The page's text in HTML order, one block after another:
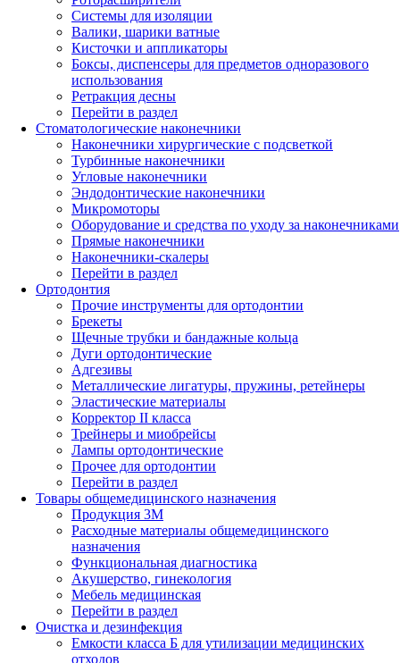
Системы для изоляции
Валики, шарики ватные
Кисточки и аппликаторы
Боксы, диспенсеры для предметов одноразового
использования
Ретракция десны
Перейти в раздел
Стоматологические наконечники
Наконечники хирургические с подсветкой
Турбинные наконечники
Угловые наконечники
Эндодонтические наконечники
Микромоторы
Оборудование и средства по уходу за наконечниками
Прямые наконечники
Наконечники-скалеры
Перейти в раздел
Ортодонтия
Прочие инструменты для ортодонтии
Брекеты
Щечные трубки и бандажные кольца
Дуги ортодонтические
Адгезивы
Металлические лигатуры, пружины, ретейнеры
Эластические материалы
Корректор II класса
Трейнеры и миобрейсы
Лампы ортодонтические
Прочее для ортодонтии
Перейти в раздел
Товары общемедицинского назначения
Продукция 3М
Расходные материалы общемедицинского
назначения
Функциональная диагностика
Акушерство, гинекология
Мебель медицинская
Перейти в раздел
Очистка и дезинфекция
Емкости класса Б для утилизации медицинских
отходов